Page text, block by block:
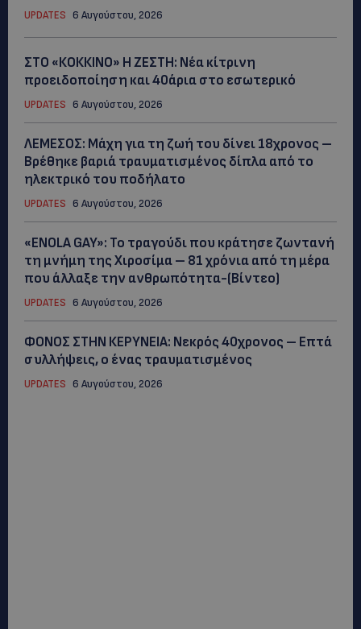
UPDATES 6 Αυγούστου, 2026
ΣΤΟ «ΚΟΚΚΙΝΟ» Η ΖΕΣΤΗ: Νέα κίτρινη
προειδοποίηση και 40άρια στο εσωτερικό
UPDATES 6 Αυγούστου, 2026
ΛΕΜΕΣΟΣ: Μάχη για τη ζωή του δίνει 18χρονος –
Βρέθηκε βαριά τραυματισμένος δίπλα από το
ηλεκτρικό του ποδήλατο
UPDATES 6 Αυγούστου, 2026
«ENOLA GAY»: Το τραγούδι που κράτησε ζωντανή
τη μνήμη της Χιροσίμα – 81 χρόνια από τη μέρα
που άλλαξε την ανθρωπότητα-(Bίντεο)
UPDATES 6 Αυγούστου, 2026
ΦΟΝΟΣ ΣΤΗΝ ΚΕΡΥΝΕΙΑ: Νεκρός 40χρονος – Επτά
συλλήψεις, ο ένας τραυματισμένος
UPDATES 6 Αυγούστου, 2026